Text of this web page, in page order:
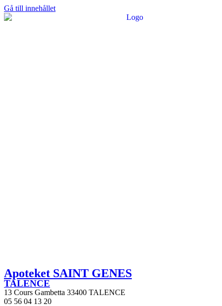
Gå till innehållet
Apoteket SAINT GENES
TALENCE
13 Cours Gambetta 33400 TALENCE
05 56 04 13 20